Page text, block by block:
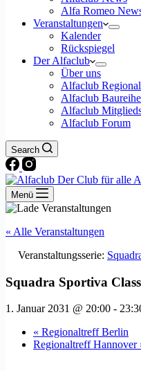
Alfa Romeo
Veranstaltungen
Kalender
Rückspiegel
Der Alfaclub
Über uns
Alfaclub
Alfaclub
Alfaclub
Alfaclub Forum
Search
Menü
« Alle Veranstaltungen
Veranstaltungsserie:
Squadra Sportiva
1. Januar 2031 @ 20:00 -
« Regionaltreff Berlin
Regionaltreff Hannover